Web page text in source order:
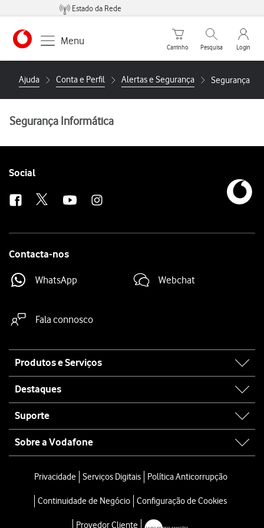
Estado da Rede
https://www.vodafone.pt
Menu
Carrinho de compras
Carrinho
Pesquisar
Pesquisa
My
Login
Ajuda Conta e Perfil Alertas e Segurança Segurança
Segurança Informática
Follow
Social
Contacta-nos
WhatsApp Webchat
Fala connosco
map
Produtos e Serviços
Destaques
Suporte
Sobre a Vodafone
Privacidade Serviços Digitais Política Anticorrupção
Continuidade de Negócio Configuração de Cookies
Provedor Cliente